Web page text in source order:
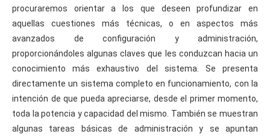
procuraremos orientar a los que deseen profundizar en
aquellas cuestiones más técnicas, o en aspectos más
avanzados de configuración y administración,
proporcionándoles algunas claves que les conduzcan hacia un
conocimiento más exhaustivo del sistema. Se presenta
directamente un sistema completo en funcionamiento, con la
intención de que pueda apreciarse, desde el primer momento,
toda la potencia y capacidad del mismo. También se muestran
algunas tareas básicas de administración y se apuntan